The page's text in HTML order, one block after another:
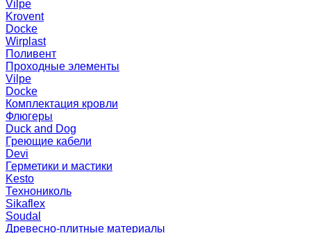
Vilpe
Krovent
Docke
Wirplast
Поливент
Проходные элементы
Vilpe
Docke
Комплектация кровли
Флюгеры
Duck and Dog
Греющие кабели
Devi
Герметики и мастики
Kesto
Технониколь
Sikaflex
Soudal
Древесно-плитные материалы